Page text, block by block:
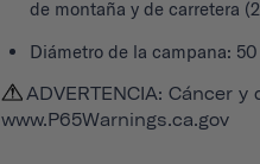
de montaña y de carretera
Diámetro de la campana:
ADVERTENCIA: Cáncer
www.P65Warnings.ca.gov